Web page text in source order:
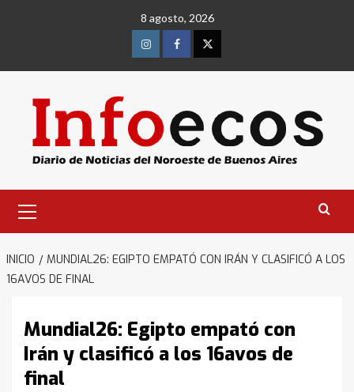
8 agosto, 2026
InstagramFacebookTwitter
primario
INICIO
MUNDIAL26: EGIPTO EMPATÓ CON IRÁN Y CLASIFICÓ A LOS
16AVOS DE FINAL
Mundial26: Egipto empató con
Irán y clasificó a los 16avos de
final